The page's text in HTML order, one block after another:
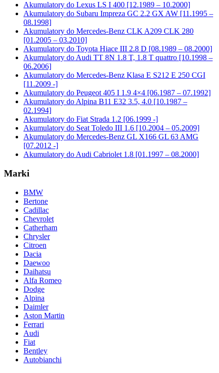
Akumulatory do Lexus LS I 400 [12.1989 – 10.2000]
Akumulatory do Subaru Impreza GC 2.2 GX AW [11.1995 –
08.1998]
Akumulatory do Mercedes-Benz CLK A209 CLK 280
[01.2005 – 03.2010]
Akumulatory do Toyota Hiace III 2.8 D [08.1989 – 08.2000]
Akumulatory do Audi TT 8N 1.8 T, 1.8 T quattro [10.1998 –
06.2006]
Akumulatory do Mercedes-Benz Klasa E S212 E 250 CGI
[11.2009 -]
Akumulatory do Peugeot 405 I 1.9 4×4 [06.1987 – 07.1992]
Akumulatory do Alpina B11 E32 3.5, 4.0 [10.1987 –
02.1994]
Akumulatory do Fiat Strada 1.2 [06.1999 -]
Akumulatory do Seat Toledo III 1.6 [10.2004 – 05.2009]
Akumulatory do Mercedes-Benz GL X166 GL 63 AMG
[07.2012 -]
Akumulatory do Audi Cabriolet 1.8 [01.1997 – 08.2000]
Marki
BMW
Bertone
Cadillac
Chevrolet
Catherham
Chrysler
Citroen
Dacia
Daewoo
Daihatsu
Alfa Romeo
Dodge
Alpina
Daimler
Aston Martin
Ferrari
Audi
Fiat
Bentley
Autobianchi